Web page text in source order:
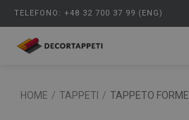
TELEFONO: +48 32 700 37 99 (ENG)
HOME / TAPPETI / TAPPETO